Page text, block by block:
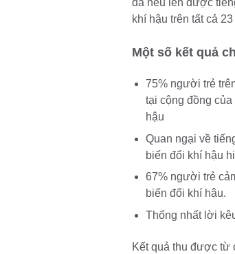
đã nêu lên được
khí hậu trên tất cả
Một số kết quả
75% người trẻ
tại cộng đồng
hậu
Quan ngại về
biến đổi khí hậu
67% người trẻ
biến đổi khí hậu.
Thống nhất lời
Kết quả thu được từ